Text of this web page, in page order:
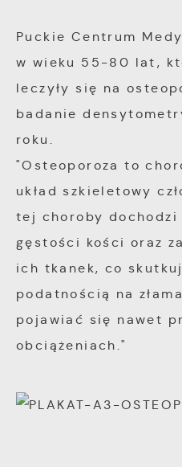
Puckie Centrum
w wieku 55-80 lat,
leczyły się na
badanie
roku.
"Osteoporoza to
układ szkieletowy
tej choroby dochodzi
gęstości kości oraz
ich tkanek, co
podatnością na
pojawiać się nawet
obciążeniach."
funkcji na stronie.
Cookies analityczne
informacji w zakresie
internetowej, miejsca
jaką odwiedzane są
wśród użytkowników.
są przetwarzane w
Wyrażenie zgody na
gwarantuje dostępność
funkcjonalności.
Reklamowe
Dzięki reklamowym
prezentujemy Ci
Promocyjne pliki
prezentowania Ci
podstawie analizy
Twoich zwyczajów
lub firm będących